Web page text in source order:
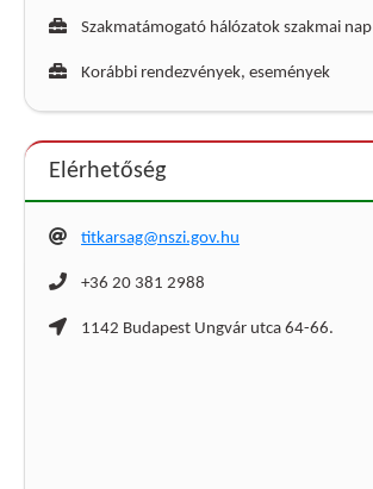
Szakmatámogató hálózatok szakmai nap
Korábbi rendezvények, események
Elérhetőség
titkarsag@nszi.gov.hu
+36 20 381 2988
1142 Budapest Ungvár utca 64-66.